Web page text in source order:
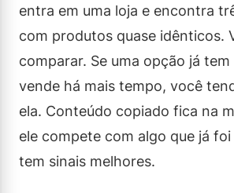
entra em uma loja e encontra
com produtos quase idênticos.
comparar. Se uma opção já tem
vende há mais tempo, você
ela. Conteúdo copiado fica na
ele compete com algo que já
tem sinais melhores.